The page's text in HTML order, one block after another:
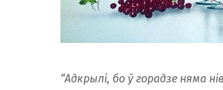
“Адкрылі, бо ў горадзе няма